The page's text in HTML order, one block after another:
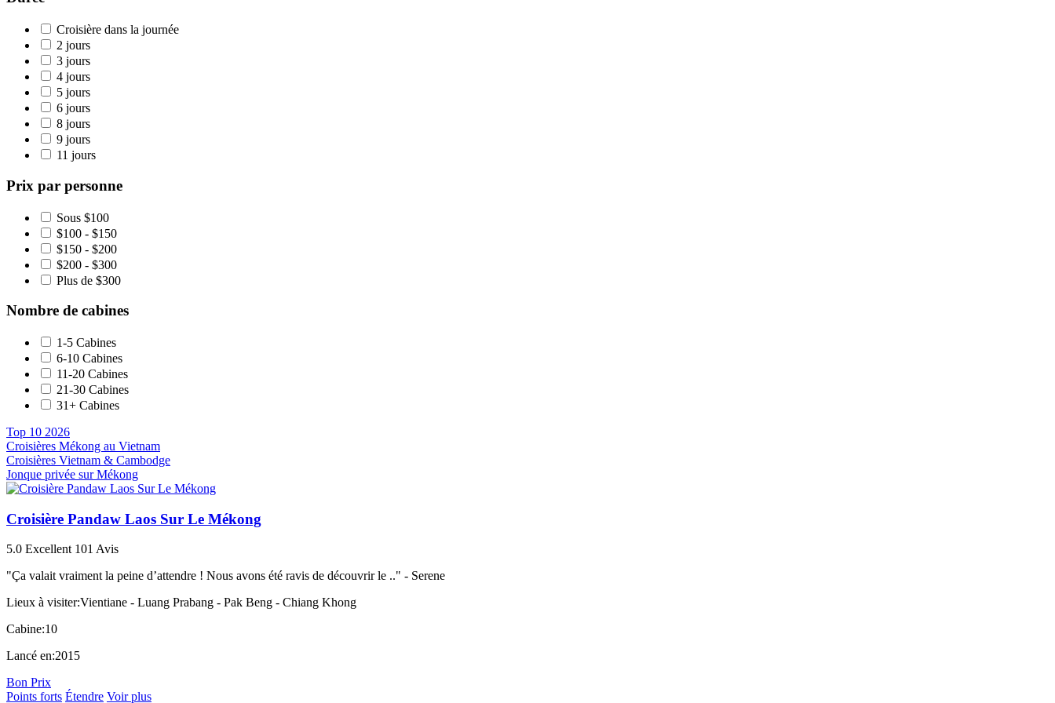
Croisière dans la journée
2 jours
3 jours
4 jours
5 jours
6 jours
8 jours
9 jours
11 jours
Prix par personne
Sous $100
$100 - $150
$150 - $200
$200 - $300
Plus de $300
Nombre de cabines
1-5 Cabines
6-10 Cabines
11-20 Cabines
21-30 Cabines
31+ Cabines
Top 10 2026
Croisières Mékong au Vietnam
Croisières Vietnam & Cambodge
Jonque privée sur Mékong
Croisière Pandaw Laos Sur Le Mékong
5.0 Excellent 101 Avis
"Ça valait vraiment la peine d’attendre ! Nous avons été ravis de découvrir le .." - Serene
Lieux à visiter:Vientiane - Luang Prabang - Pak Beng - Chiang Khong
Cabine:10
Lancé en:2015
Bon Prix
Points forts Étendre Voir plus